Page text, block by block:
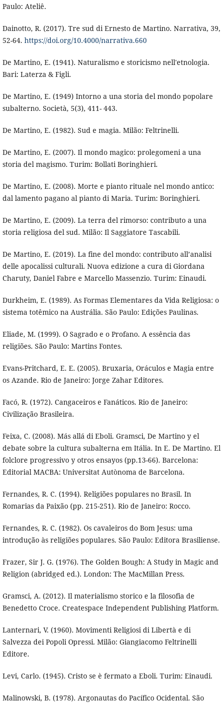
Paulo: Ateliê.
Dainotto, R. (2017). Tre sud di Ernesto de Martino. Narrativa, 39,
52-64. https://doi.org/10.4000/narrativa.660
De Martino, E. (1941). Naturalismo e storicismo nell'etnologia.
Bari: Laterza & Figli.
De Martino, E. (1949) Intorno a una storia del mondo popolare
subalterno. Società, 5(3), 411- 443.
De Martino, E. (1982). Sud e magia. Milão: Feltrinelli.
De Martino, E. (2007). Il mondo magico: prolegomeni a una
storia del magismo. Turim: Bollati Boringhieri.
De Martino, E. (2008). Morte e pianto rituale nel mondo antico:
dal lamento pagano al pianto di Maria. Turim: Boringhieri.
De Martino, E. (2009). La terra del rimorso: contributo a una
storia religiosa del sud. Milão: Il Saggiatore Tascabili.
De Martino, E. (2019). La fine del mondo: contributo all’analisi
delle apocalissi culturali. Nuova edizione a cura di Giordana
Charuty, Daniel Fabre e Marcello Massenzio. Turim: Einaudi.
Durkheim, E. (1989). As Formas Elementares da Vida Religiosa: o
sistema totêmico na Austrália. São Paulo: Edições Paulinas.
Eliade, M. (1999). O Sagrado e o Profano. A essência das
religiões. São Paulo: Martins Fontes.
Evans-Pritchard, E. E. (2005). Bruxaria, Oráculos e Magia entre
os Azande. Rio de Janeiro: Jorge Zahar Editores.
Facó, R. (1972). Cangaceiros e Fanáticos. Rio de Janeiro:
Civilização Brasileira.
Feixa, C. (2008). Más allá di Eboli. Gramsci, De Martino y el
debate sobre la cultura subalterna em Itália. In E. De Martino. El
folclore progressivo y otros ensayos (pp.13-66). Barcelona:
Editorial MACBA: Universitat Autònoma de Barcelona.
Fernandes, R. C. (1994). Religiões populares no Brasil. In
Romarias da Paixão (pp. 215-251). Rio de Janeiro: Rocco.
Fernandes, R. C. (1982). Os cavaleiros do Bom Jesus: uma
introdução às religiões populares. São Paulo: Editora Brasiliense.
Frazer, Sir J. G. (1976). The Golden Bough: A Study in Magic and
Religion (abridged ed.). London: The MacMillan Press.
Gramsci, A. (2012). Il materialismo storico e la filosofia de
Benedetto Croce. Createspace Independent Publishing Platform.
Lanternari, V. (1960). Movimenti Religiosi di Libertà e di
Salvezza dei Popoli Opressi. Milão: Giangiacomo Feltrinelli
Editore.
Levi, Carlo. (1945). Cristo se è fermato a Eboli. Turim: Einaudi.
Malinowski, B. (1978). Argonautas do Pacífico Ocidental. São